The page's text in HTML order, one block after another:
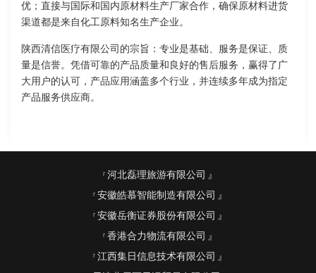
优；直接与国际和国内原材料生产厂家合作，确保原材料进货
渠道都是来自化工原料知名生产企业。
陕西清信医疗有限公司的宗旨：专业是基础、服务是保证、质
量是信誉。凭借可靠的产品质量和良好的售后服务，赢得了广
大用户的认可，产品应用涵盖多个行业，并连续多年成为指定
产品服务供应商。
河北磊理旅游有限公司
安徽皓慕智能制造有限公司
安徽岳衡证券股份有限公司
香港合力物流有限公司
江西集日信息技术有限公司